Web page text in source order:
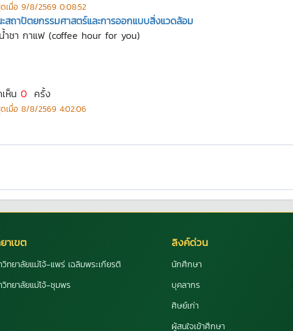
เมื่อ 9/8/2569 0:08:52
สถาปัตยกรรมศาสตร์และการออกแบบสิ่งแวดล้อม
ำชา กาแฟ (coffee hour for you)
ห็น 0 ครั้ง
เมื่อ 8/8/2569 4:02:06
าเขต
วิทยาลัยแม่โจ้-แพร่ เฉลิมพระเกียรติ
วิทยาลัยแม่โจ้-ชุมพร
ลิงค์ด่วน
นักศึกษา
บุคลากร
ศิษย์เก่า
ผู้สนใจเข้าศึกษา